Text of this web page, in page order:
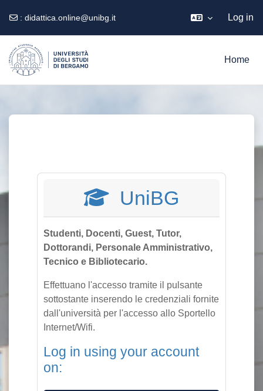
: didattica.online@unibg.it Log in
Home
UniBG
Studenti, Docenti, Guest, Tutor,
Dottorandi, Personale Amministrativo,
Tecnico e Bibliotecario.
Effettuano l'accesso tramite il pulsante
sottostante inserendo le credenziali fornite
dall'università per l'accesso allo Sportello
Internet/Wifi.
Log in using your account
on: